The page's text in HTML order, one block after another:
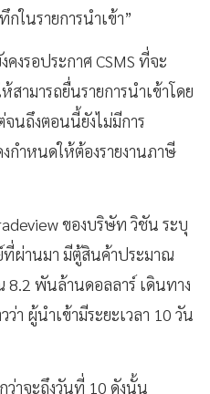
ในรายการนำเข้า”
งรอประกาศ CSMS ที่จะ
ามารถยื่นรายการนำเข้าโดย
จนถึงตอนนี้ยังไม่มีการ
กำหนดให้ต้องรายงานภาษี
ของบริษัท วิชัน ระบุ
ที่ผ่านมา มีตู้สินค้าประมาณ
8.2 พันล้านดอลลาร์ เดินทาง
า ผู้นำเข้ามีระยะเวลา 10 วัน
ว่าจะถึงวันที่ 10 ดังนั้น